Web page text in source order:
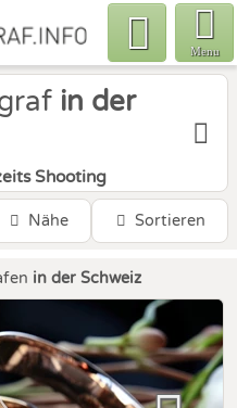
Menu
in der
Shooting
Nähe Sortieren
in der Schweiz